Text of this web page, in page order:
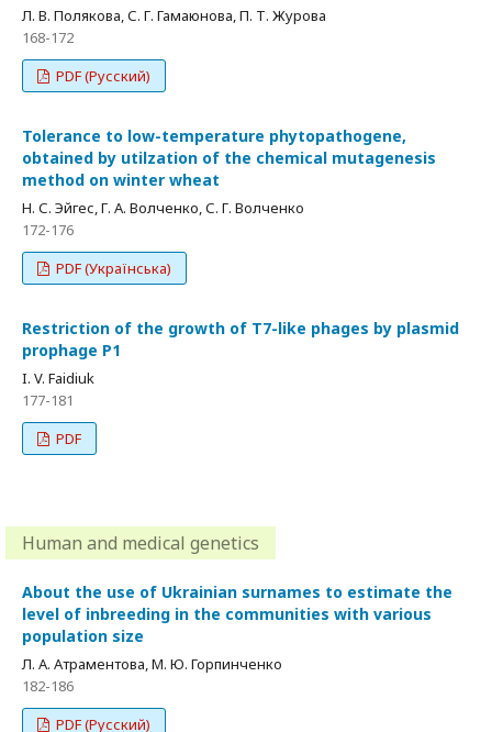
Л. В. Полякова, С. Г. Гамаюнова, П. Т. Журова
168-172
PDF (Русский)
Tolerance to low-temperature phytopathogene,
obtained by utilzation of the chemical mutagenesis
method on winter wheat
Н. С. Эйгес, Г. А. Волченко, С. Г. Волченко
172-176
PDF (Українська)
Restriction of the growth of T7-like phages by plasmid
prophage P1
I. V. Faidiuk
177-181
PDF
Human and medical genetics
About the use of Ukrainian surnames to estimate the
level of inbreeding in the communities with various
population size
Л. А. Атраментова, М. Ю. Горпинченко
182-186
PDF (Русский)